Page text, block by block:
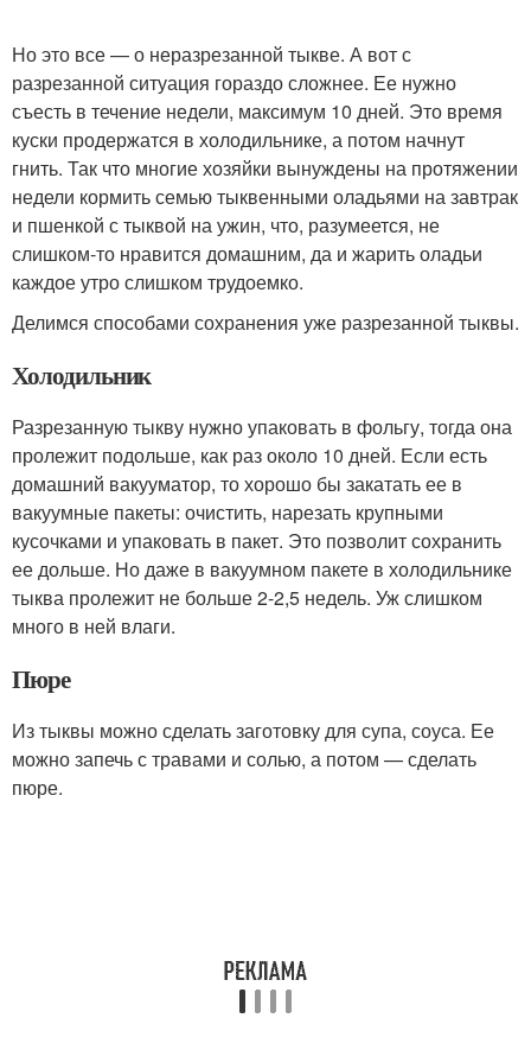
Но это все — о неразрезанной тыкве. А вот с
разрезанной ситуация гораздо сложнее. Ее нужно
съесть в течение недели, максимум 10 дней. Это время
куски продержатся в холодильнике, а потом начнут
гнить. Так что многие хозяйки вынуждены на протяжении
недели кормить семью тыквенными оладьями на завтрак
и пшенкой с тыквой на ужин, что, разумеется, не
слишком-то нравится домашним, да и жарить оладьи
каждое утро слишком трудоемко.
Делимся способами сохранения уже разрезанной тыквы.
Холодильник
Разрезанную тыкву нужно упаковать в фольгу, тогда она
пролежит подольше, как раз около 10 дней. Если есть
домашний вакууматор, то хорошо бы закатать ее в
вакуумные пакеты: очистить, нарезать крупными
кусочками и упаковать в пакет. Это позволит сохранить
ее дольше. Но даже в вакуумном пакете в холодильнике
тыква пролежит не больше 2-2,5 недель. Уж слишком
много в ней влаги.
Пюре
Из тыквы можно сделать заготовку для супа, соуса. Ее
можно запечь с травами и солью, а потом — сделать
пюре.